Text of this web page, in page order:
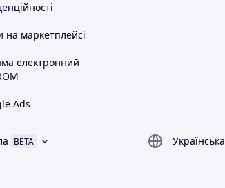
на маркетплейсі
електронний
Ads
BETA
Українська